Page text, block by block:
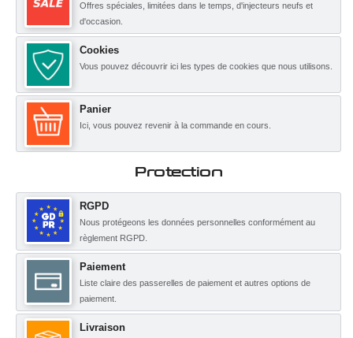
Offres spéciales, limitées dans le temps, d'injecteurs neufs et
d'occasion.
Cookies
Vous pouvez découvrir ici les types de cookies que nous utilisons.
Panier
Ici, vous pouvez revenir à la commande en cours.
Protection
RGPD
Nous protégeons les données personnelles conformément au
règlement RGPD.
Paiement
Liste claire des passerelles de paiement et autres options de
paiement.
Livraison